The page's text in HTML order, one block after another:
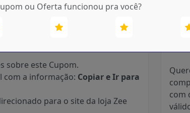
ou Oferta funcionou pra você?
sobre este Cupom.
com a informação: Copiar e Ir para
para o site da loja Zee
os
com